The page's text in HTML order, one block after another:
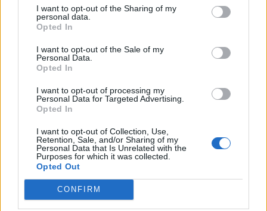
I want to opt-out of the Sharing of my
personal data.
Opted In
I want to opt-out of the Sale of my
Personal Data.
Opted In
I want to opt-out of processing my
Personal Data for Targeted Advertising.
Opted In
I want to opt-out of Collection, Use,
Retention, Sale, and/or Sharing of my
Personal Data that Is Unrelated with the
Purposes for which it was collected.
Opted Out
CONFIRM
moskonstituimi i Kuvendit të
Kosovës deri në mesnatë?
invalide dhe rrezikohet kabina
elektrike
Sokol Hoxha ekstradohet në
Shqipëri, Ambasada
Amerikane: SHBA nuk është
emigracionit